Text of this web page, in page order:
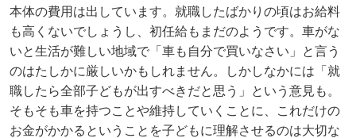
本体の費用は出しています。就職したばかりの頃はお給料
も高くないでしょうし、初任給もまだのようです。車がな
いと生活が難しい地域で「車も自分で買いなさい」と言う
のはたしかに厳しいかもしれません。しかしなかには「就
職したら全部子どもが出すべきだと思う」という意見も。
そもそも車を持つことや維持していくことに、これだけの
お金がかかるということを子どもに理解させるのは大切な